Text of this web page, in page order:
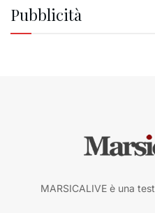
Pubblicità
MARSICALIVE è una